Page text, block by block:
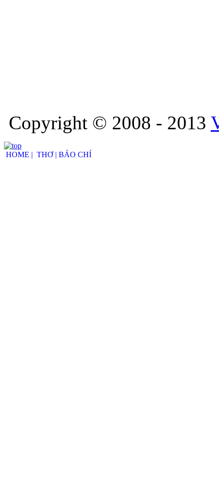
Copyright © 2008 - 2013
HOME | THƠ | BÁO CHÍ